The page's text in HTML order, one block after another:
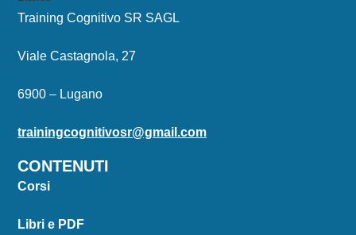
Training Cognitivo SR SAGL
Viale Castagnola, 27
6900 – Lugano
trainingcognitivosr@gmail.com
CONTENUTI
Corsi
Libri e PDF